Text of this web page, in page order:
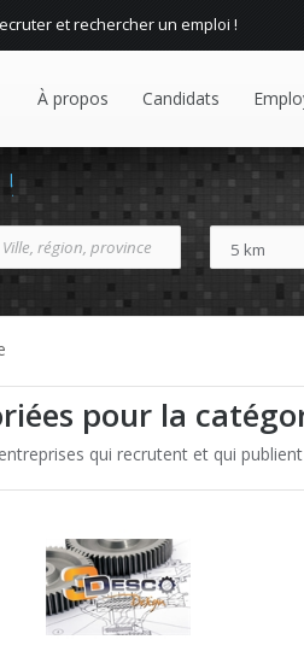
et rechercher un emploi !
À propos Candidats
!
pour la
qui recrutent et qui